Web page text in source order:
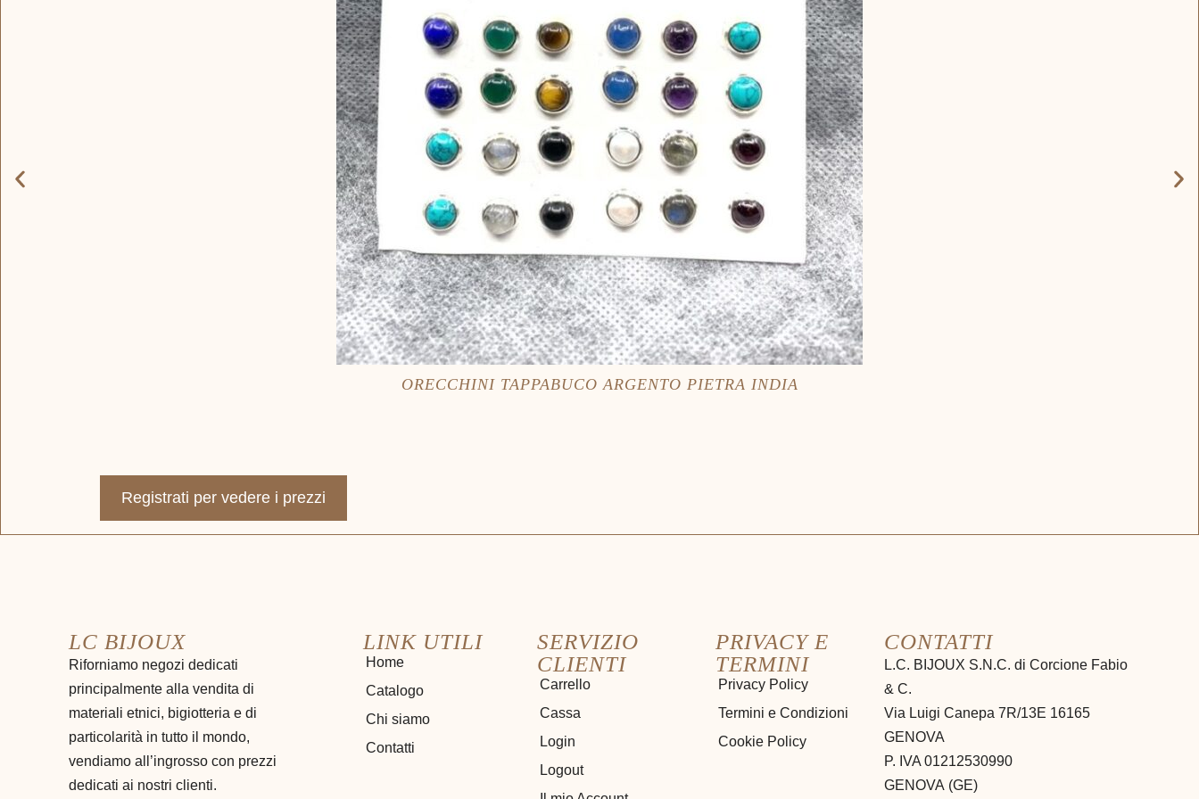
ORECCHINI TAPPABUCO ARGENTO PIETRA INDIA
Registrati per vedere i prezzi
LC BIJOUX
Riforniamo negozi dedicati
principalmente alla vendita di
materiali etnici, bigiotteria e di
particolarità in tutto il mondo,
vendiamo all’ingrosso con prezzi
dedicati ai nostri clienti.
LINK UTILI
Home
Catalogo
Chi siamo
Contatti
SERVIZIO
CLIENTI
Carrello
Cassa
Login
Logout
PRIVACY E
TERMINI
Privacy Policy
Termini e Condizioni
Cookie Policy
CONTATTI
L.C. BIJOUX S.N.C. di Corcione Fabio
& C.
Via Luigi Canepa 7R/13E 16165
GENOVA
P. IVA 01212530990
GENOVA (GE)